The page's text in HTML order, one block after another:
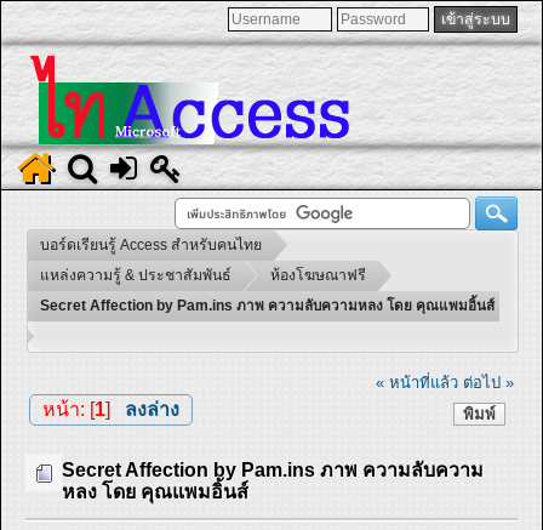
บอร์ดเรียนรู้ Access สำหรับคนไทย
แหล่งความรู้ & ประชาสัมพันธ์
ห้องโฆษณาฟรี
Secret Affection by Pam.ins ภาพ ความลับความหลง โดย คุณแพมอิ้นส์
« หน้าที่แล้ว ต่อไป »
พิมพ์
หน้า: [1] ลงล่าง
Secret Affection by Pam.ins ภาพ ความลับความ
หลง โดย คุณแพมอิ้นส์